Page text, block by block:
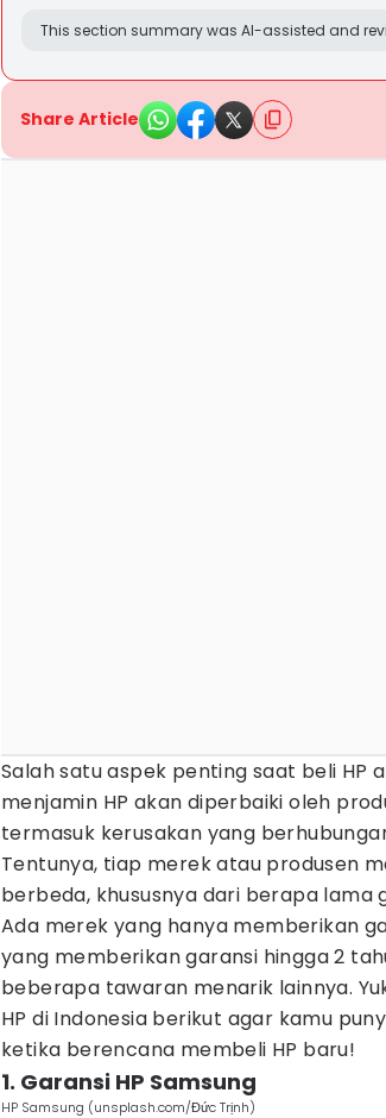
This section summary was AI-assisted and
Share Article
Salah satu aspek penting saat beli HP
menjamin HP akan diperbaiki oleh
termasuk kerusakan yang
Tentunya, tiap merek atau produsen
berbeda, khususnya dari berapa lama
Ada merek yang hanya memberikan
yang memberikan garansi hingga 2
beberapa tawaran menarik lainnya.
HP di Indonesia berikut agar kamu
ketika berencana membeli HP baru!
1. Garansi HP Samsung
HP Samsung (unsplash.com/Đức Trịnh)